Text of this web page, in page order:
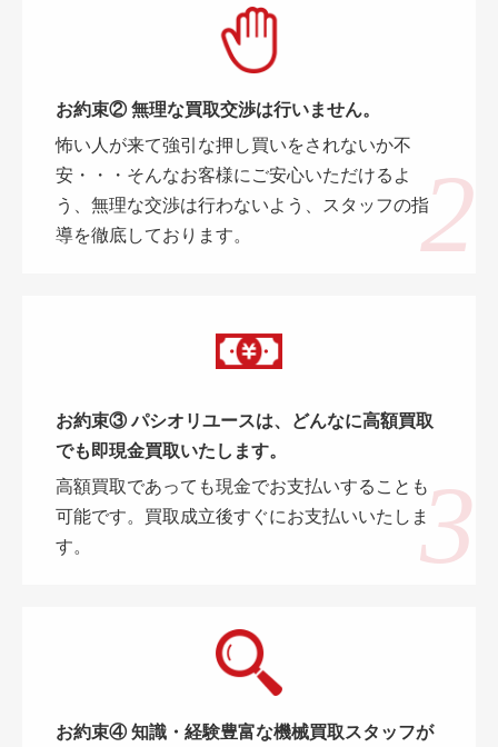
お約束② 無理な買取交渉は行いません。
怖い人が来て強引な押し買いをされないか不
安・・・そんなお客様にご安心いただけるよ
う、無理な交渉は行わないよう、スタッフの指
導を徹底しております。
お約束③ パシオリユースは、どんなに高額買取
でも即現金買取いたします。
高額買取であっても現金でお支払いすることも
可能です。買取成立後すぐにお支払いいたしま
す。
お約束④ 知識・経験豊富な機械買取スタッフが